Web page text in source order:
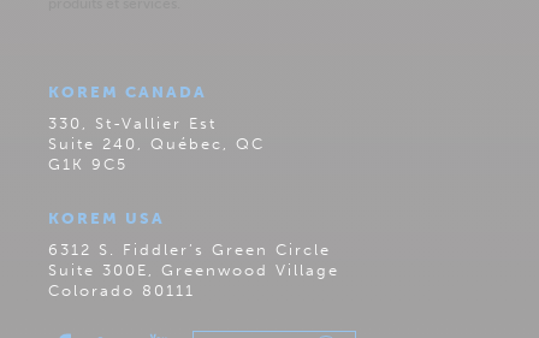
KOREM CANADA
330, St-Vallier Est
Suite 240, Québec, QC
G1K 9C5
KOREM USA
6312 S. Fiddler’s Green Circle
Suite 300E, Greenwood Village
Colorado 80111